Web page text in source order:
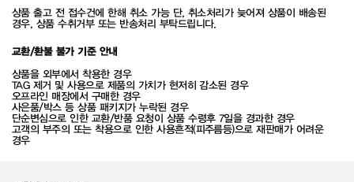
상품 출고 전 접수건에 한해 취소 가능 단, 취소처리가 늦어져 상품이 배송된
경우, 상품 수취거부 또는 반송처리 부탁드립니다.
교환/환불 불가 기준 안내
상품을 외부에서 착용한 경우
TAG 제거 및 사용으로 제품의 가치가 현저히 감소된 경우
오프라인 매장에서 구매한 경우
사은품/박스 등 상품 패키지가 누락된 경우
단순변심으로 인한 교환/반품 요청이 상품 수령후 7일을 경과한 경우
고객의 부주의 또는 착용으로 인한 사용흔적(피주름등)으로 재판매가 어려운
경우